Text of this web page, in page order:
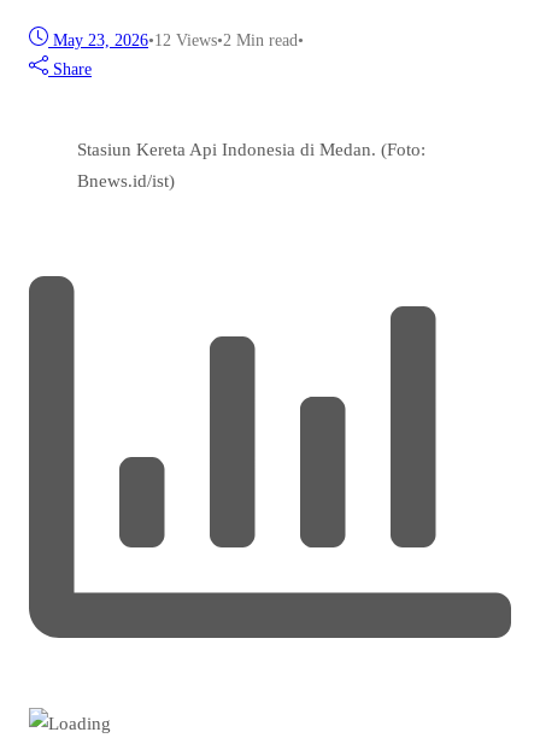
May 23, 2026•12 Views•2 Min read•
Share
Stasiun Kereta Api Indonesia di Medan. (Foto:
Bnews.id/ist)